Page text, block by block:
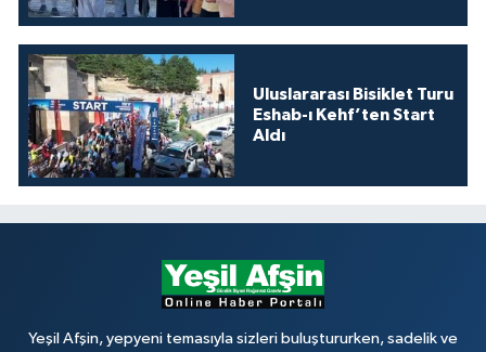
Uluslararası Bisiklet Turu
Eshab-ı Kehf’ten Start
Aldı
Yeşil Afşin, yepyeni temasıyla sizleri buluştururken, sadelik ve